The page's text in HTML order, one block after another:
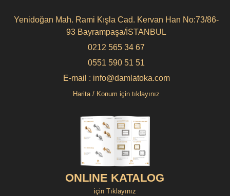
Yenidoğan Mah. Rami Kışla Cad. Kervan Han No:73/86-
93 Bayrampaşa/İSTANBUL
0212 565 34 67
0551 590 51 51
E-mail : info@damlatoka.com
Harita / Konum için tıklayınız
ONLINE KATALOG
için Tıklayınız